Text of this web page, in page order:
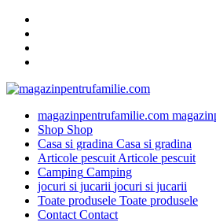
conținut
magazinpentrufamilie.com
Shop Shop
Casa si gradina Casa si gradina
Articole pescuit Articole pescuit
Camping Camping
jocuri si jucarii jocuri si jucarii
Toate produsele Toate produsele
Contact Contact